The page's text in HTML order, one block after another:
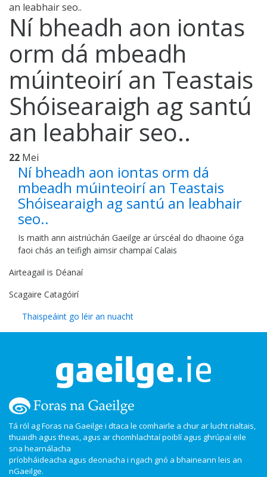
an leabhair seo..
Ní bheadh aon iontas
orm dá mbeadh
múinteoirí an Teastais
Shóisearaigh ag santú
an leabhair seo..
22 Mei
Ní bheadh aon iontas orm dá
mbeadh múinteoirí an Teastais
Shóisearaigh ag santú an leabhair
seo..
Is maith ann aistriúchán Gaeilge ar úrscéal do dhaoine óga
faoi chás an teifigh aimsir champaí Calais
Airteagail is Déanaí
Scagaire Catagóirí
Thaispeáint go léir an nuacht
Tá ról ag Foras na Gaeilge i dtaca le comhairle a chur ar lucht rialtais,
thuaidh agus theas, agus ar chomhlachtaí poiblí agus ghrúpaí eile
sna hearnálacha
príobháideacha agus deonacha i ngach gnó a bhaineann leis an
nGaeilge.